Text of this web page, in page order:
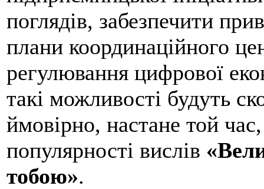
поглядів, забезпечити
плани координаційного
регулювання цифрової
такі можливості будуть
ймовірно, настане той
популярності вислів
тобою».